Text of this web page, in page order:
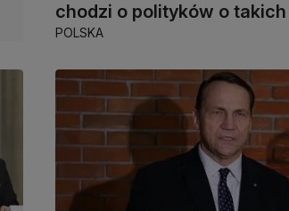
chodzi o polityków o
POLSKA